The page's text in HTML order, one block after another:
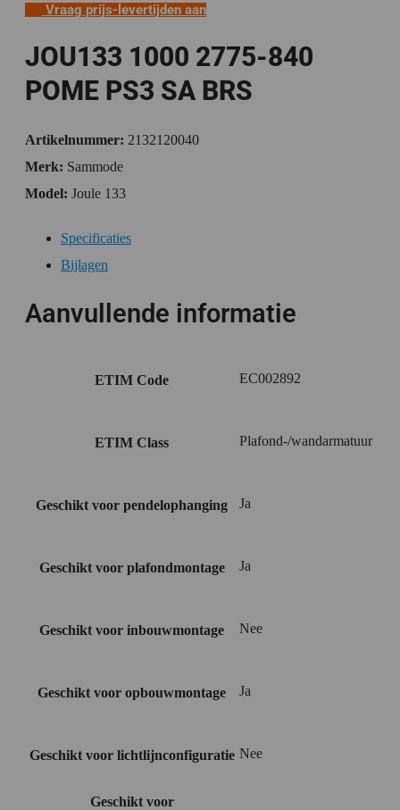
Vraag prijs-levertijden aan
JOU133 1000 2775-840
POME PS3 SA BRS
Artikelnummer: 2132120040
Merk: Sammode
Model: Joule 133
Specificaties
Bijlagen
Aanvullende informatie
ETIM Code EC002892
ETIM Class Plafond-/wandarmatuur
Geschikt voor pendelophanging Ja
Geschikt voor plafondmontage Ja
Geschikt voor inbouwmontage Nee
Geschikt voor opbouwmontage Ja
Geschikt voor lichtlijnconfiguratie Nee
Geschikt voor